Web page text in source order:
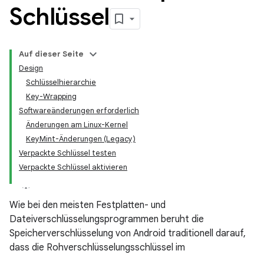
Schlüssel
Auf dieser Seite
Design
Schlüsselhierarchie
Key-Wrapping
Softwareänderungen erforderlich
Änderungen am Linux-Kernel
KeyMint-Änderungen (Legacy)
Verpackte Schlüssel testen
Verpackte Schlüssel aktivieren
Wie bei den meisten Festplatten- und
Dateiverschlüsselungsprogrammen beruht die
Speicherverschlüsselung von Android traditionell darauf,
dass die Rohverschlüsselungsschlüssel im